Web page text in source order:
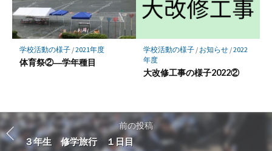
学校活動の様子/2021年度
体育祭②―学年種目
学校活動の様子/ お知らせ/2022
年度
大改修工事の様子2022②
前の投稿
３年生 修学旅行 １日目